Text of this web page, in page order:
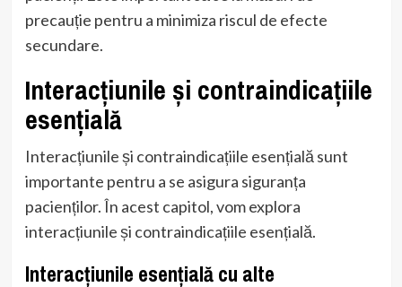
precauție pentru a minimiza riscul de efecte
secundare.
Interacțiunile și contraindicațiile
esențială
Interacțiunile și contraindicațiile esențială sunt
importante pentru a se asigura siguranța
pacienților. În acest capitol, vom explora
interacțiunile și contraindicațiile esențială.
Interacțiunile esențială cu alte